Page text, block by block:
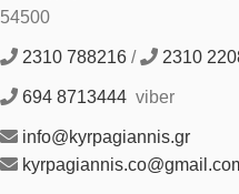
54500
2310 788216 / 2310
694 8713444 viber
info@kyrpagiannis.gr